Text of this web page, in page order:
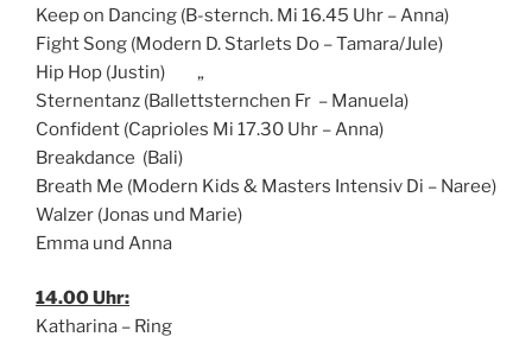
Keep on Dancing (B-sternch. Mi 16.45 Uhr – Anna)
Fight Song (Modern D. Starlets Do – Tamara/Jule)
Hip Hop (Justin) „
Sternentanz (Ballettsternchen Fr – Manuela)
Confident (Caprioles Mi 17.30 Uhr – Anna)
Breakdance (Bali)
Breath Me (Modern Kids & Masters Intensiv Di – Naree)
Walzer (Jonas und Marie)
Emma und Anna
14.00 Uhr:
Katharina – Ring